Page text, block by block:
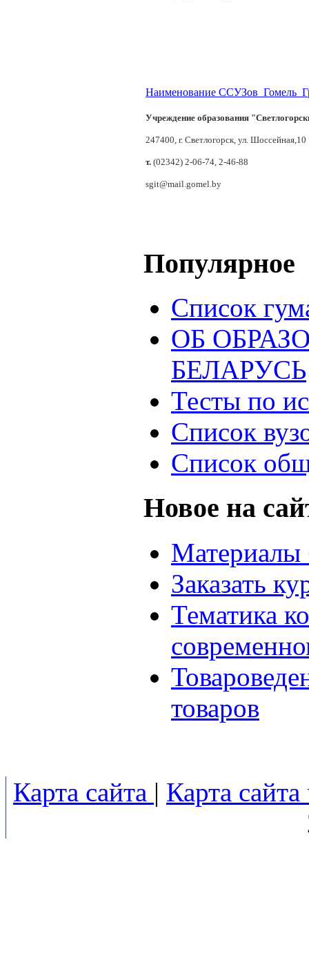
Наименование
Учреждение образования
247400, г. Светлогорск, ул. Шоссейная,10
т. (02342) 2-06-74, 2-46-88
sgit@mail.gomel.by
Популярное
Список
ОБ
БЕЛАРУСЬ
Тесты по
Список
Список
Новое на
Материалы
Заказать
Тематика
товаров
Карта сайта | Карта сайта